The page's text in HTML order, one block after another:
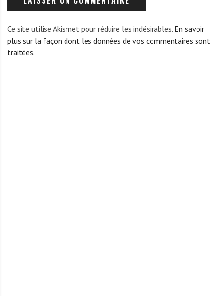
Ce site utilise Akismet pour réduire les indésirables. En savoir
plus sur la façon dont les données de vos commentaires sont
traitées.